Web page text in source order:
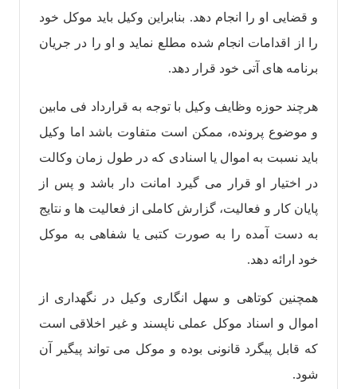
و قضایی او را انجام دهد. بنابراین وکیل باید موکل خود
را از اقدامات انجام شده مطلع نماید و او را در جریان
برنامه های آتی خود قرار دهد.
هرچند حوزه وظایف وکیل با توجه به قرارداد فی مابین
و موضوع پرونده، ممکن است متفاوت باشد اما وکیل
باید نسبت به اموال یا اسنادی که در طول زمان وکالت
در اختیار او قرار می گیرد امانت دار باشد و پس از
پایان کار و فعالیت، گزارش کاملی از فعالیت ها و نتایج
به دست آمده را به صورت کتبی یا شفاهی به موکل
خود ارائه دهد.
همچنین کوتاهی و سهل انگاری وکیل در نگهداری از
اموال و اسناد موکل عملی ناپسند و غیر اخلاقی است
که قابل پیگرد قانونی بوده و موکل می تواند پیگیر آن
شود.